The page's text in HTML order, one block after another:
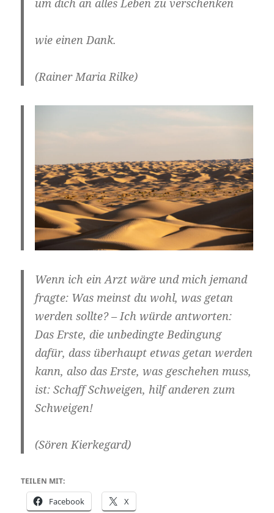
um dich an alles Leben zu verschenken
wie einen Dank.
(Rainer Maria Rilke)
Wenn ich ein Arzt wäre und mich jemand
fragte: Was meinst du wohl, was getan
werden sollte? – Ich würde antworten:
Das Erste, die unbedingte Bedingung
dafür, dass überhaupt etwas getan werden
kann, also das Erste, was geschehen muss,
ist: Schaff Schweigen, hilf anderen zum
Schweigen!
(Sören Kierkegard)
TEILEN MIT:
Facebook X